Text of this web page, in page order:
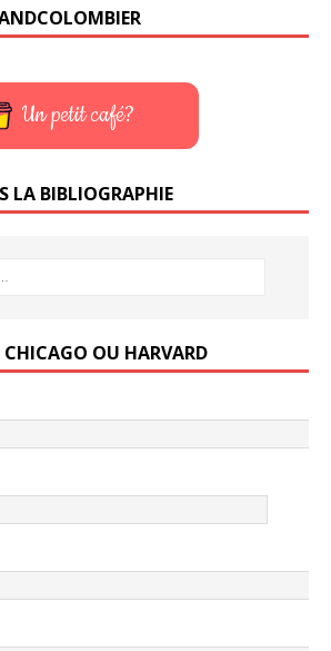
Un petit café?
LA BIBLIOGRAPHIE
OU HARVARD